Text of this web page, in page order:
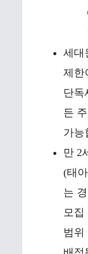
세대
제한
단독
든
가능
만 2
(태
는
모집
범위